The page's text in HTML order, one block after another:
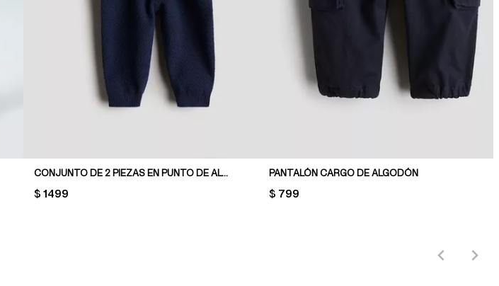
CONJUNTO DE 2 PIEZAS EN PUNTO DE ALGODÓN
PRICE:
$ 1499
PANTALÓN CARGO DE ALGODÓN
PRICE:
$ 799